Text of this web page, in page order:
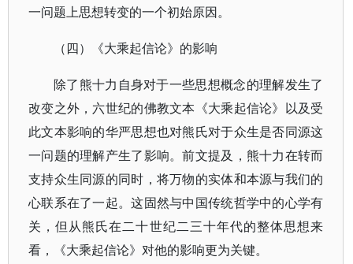
一问题上思想转变的一个初始原因。
（四）《大乘起信论》的影响
除了熊十力自身对于一些思想概念的理解发生了
改变之外，六世纪的佛教文本《大乘起信论》以及受
此文本影响的华严思想也对熊氏对于众生是否同源这
一问题的理解产生了影响。前文提及，熊十力在转而
支持众生同源的同时，将万物的实体和本源与我们的
心联系在了一起。这固然与中国传统哲学中的心学有
关，但从熊氏在二十世纪二三十年代的整体思想来
看，《大乘起信论》对他的影响更为关键。